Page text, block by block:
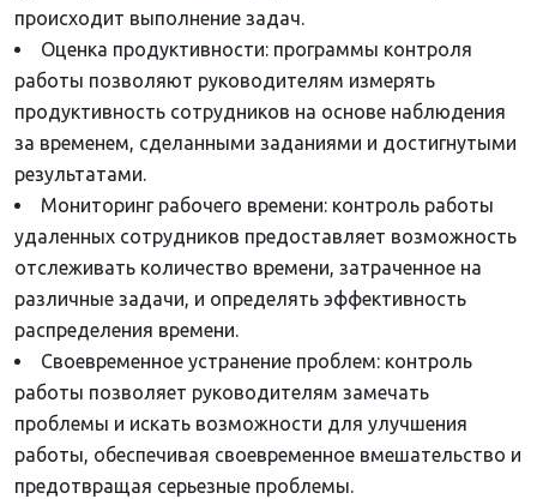
происходит выполнение задач.
Оценка продуктивности: программы контроля
работы позволяют руководителям измерять
продуктивность сотрудников на основе наблюдения
за временем, сделанными заданиями и достигнутыми
результатами.
Мониторинг рабочего времени: контроль работы
удаленных сотрудников предоставляет возможность
отслеживать количество времени, затраченное на
различные задачи, и определять эффективность
распределения времени.
Своевременное устранение проблем: контроль
работы позволяет руководителям замечать
проблемы и искать возможности для улучшения
работы, обеспечивая своевременное вмешательство и
предотвращая серьезные проблемы.